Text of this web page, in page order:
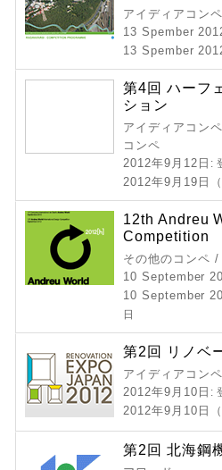
アイディアコン
13 Spember
13 Spember
第4回 ハーフ
ション
アイディアコン
コンペ
2012年9月12日 :
2012年9月19日
12th Andreu
Competition
その他のコンペ
10 September
10 September
日
第2回 リノベ
アイディアコン
2012年9月10日 :
2012年9月10日
第2回 北海鋼